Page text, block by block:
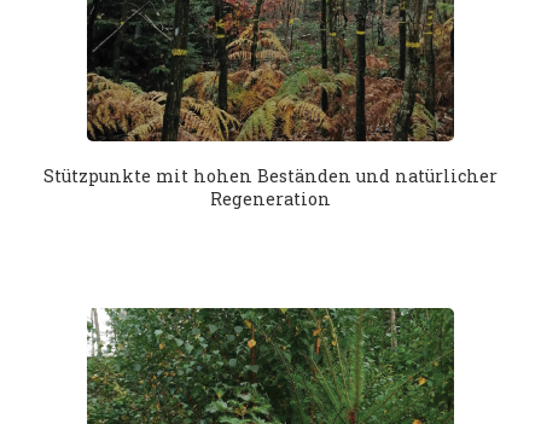
Stützpunkte mit hohen Beständen und natürlicher
Regeneration